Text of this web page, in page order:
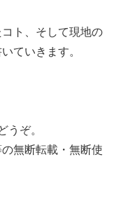
ト、そして現地の
ていきます。
うぞ。
無断転載・無断使